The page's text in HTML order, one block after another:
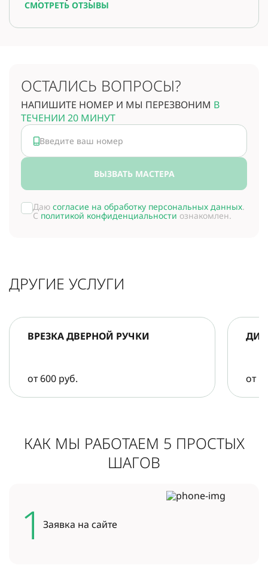
СМОТРЕТЬ ОТЗЫВЫ
ОСТАЛИСЬ ВОПРОСЫ?
НАПИШИТЕ НОМЕР И МЫ ПЕРЕЗВОНИМ В
ТЕЧЕНИИ 20 МИНУТ
ВЫЗВАТЬ МАСТЕРА
Даю согласие на обработку персональных данных.
С политикой конфиденциальности ознакомлен.
ДРУГИЕ УСЛУГИ
ВРЕЗКА ДВЕРНОЙ РУЧКИ
от 600 руб. от
КАК МЫ РАБОТАЕМ 5 ПРОСТЫХ
ШАГОВ
1 Заявка на сайте